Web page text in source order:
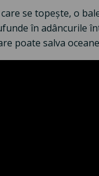
se topește, o
în adâncurile
poate salva